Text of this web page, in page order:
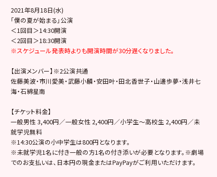
2021年8月18日(水)
「僕の夏が始まる」公演
＜1回目＞14:30開演
＜2回目＞18:30開演
※スケジュール発表時よりも開演時間が30分遅くなりました。
【出演メンバー】※2公演共通
佐藤美波・市川愛美・武藤小麟・安田叶・田北香世子・山邊歩夢・浅井七
海・石綿星南
【チケット料金】
一般男性 3,400円／一般女性 2,400円／小学生～高校生 2,400円／未
就学児無料
※14:30公演の小中学生は800円となります。
※未就学児1名に付き一般の方1名の付き添いが必要となります。※劇場
でのお支払いは、日本円の現金またはPayPayがご利用いただけます。